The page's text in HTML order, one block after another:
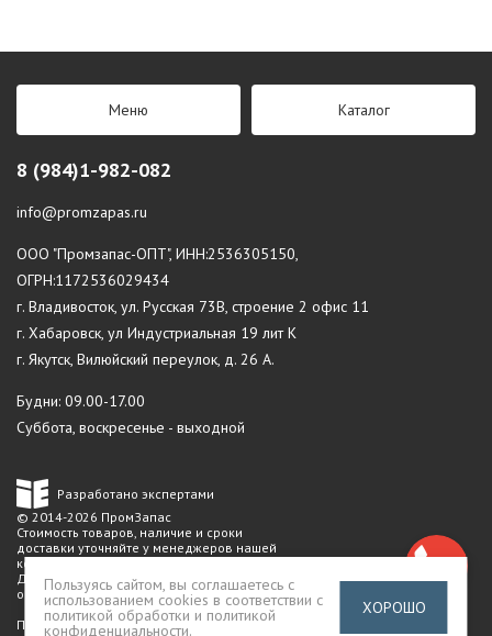
Меню Каталог
8 (984)1-982-082
info@promzapas.ru
ООО "Промзапас-ОПТ", ИНН:2536305150,
ОГРН:1172536029434
г. Владивосток, ул. Русская 73В, строение 2 офис 11
г. Хабаровск, ул Индустриальная 19 лит К
г. Якутск, Вилюйский переулок, д. 26 А.
Будни: 09.00-17.00
Суббота, воскресенье - выходной
Разработано экспертами
© 2014-2026 ПромЗапас
Стоимость товаров, наличие и сроки
доставки уточняйте у менеджеров нашей
компании.
Данный сайт не является публичной
офертой
Политика конфиденциальности
Пользуясь сайтом, вы соглашаетесь с
использованием cookies в соответствии с
политикой обработки и политикой
конфиденциальности.
ХОРОШО